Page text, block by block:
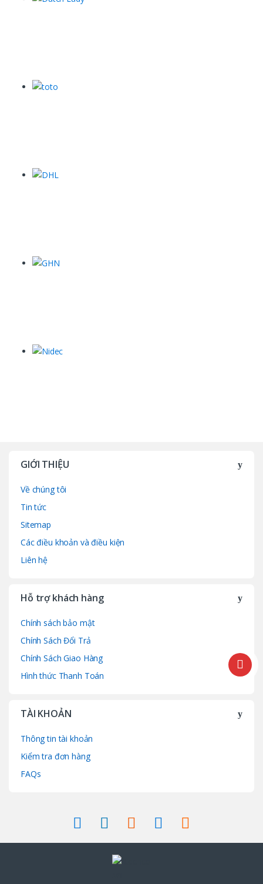
GIỚI THIỆU
Về chúng tôi
Tin tức
Sitemap
Các điều khoản và điều kiện
Liên hệ
Hỗ trợ khách hàng
Chính sách bảo mật
Chính Sách Đổi Trả
Chính Sách Giao Hàng
Hình thức Thanh Toán
TÀI KHOẢN
Thông tin tài khoản
Kiểm tra đơn hàng
FAQs